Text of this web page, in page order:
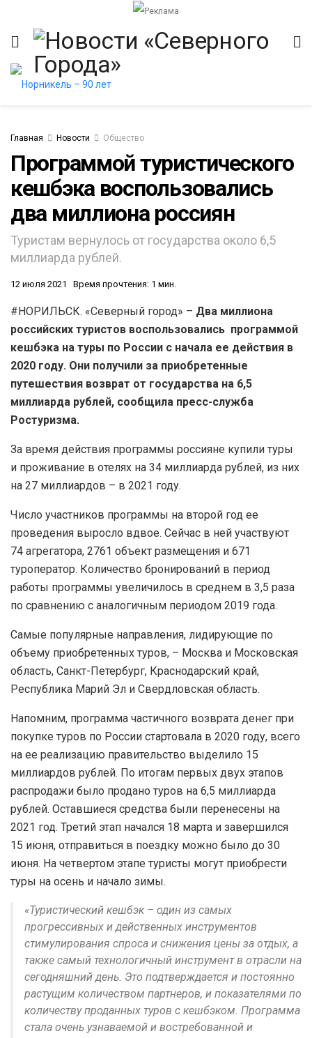
Главная Новости Общество
Программой туристического
кешбэка воспользовались
два миллиона россиян
Туристам вернулось от государства около 6,5
миллиарда рублей.
12 июля 2021 Время прочтения: 1 мин.
#НОРИЛЬСК. «Северный город» – Два миллиона
российских туристов воспользовались программой
кешбэка на туры по России с начала ее действия в
2020 году. Они получили за приобретенные
путешествия возврат от государства на 6,5
миллиарда рублей, сообщила пресс-служба
Ростуризма.
За время действия программы россияне купили туры
и проживание в отелях на 34 миллиарда рублей, из них
на 27 миллиардов – в 2021 году.
Число участников программы на второй год ее
проведения выросло вдвое. Сейчас в ней участвуют
74 агрегатора, 2761 объект размещения и 671
туроператор. Количество бронирований в период
работы программы увеличилось в среднем в 3,5 раза
по сравнению с аналогичным периодом 2019 года.
Самые популярные направления, лидирующие по
объему приобретенных туров, – Москва и Московская
область, Санкт-Петербург, Краснодарский край,
Республика Марий Эл и Свердловская область.
Напомним, программа частичного возврата денег при
покупке туров по России стартовала в 2020 году, всего
на ее реализацию правительство выделило 15
миллиардов рублей. По итогам первых двух этапов
распродажи было продано туров на 6,5 миллиарда
рублей. Оставшиеся средства были перенесены на
2021 год. Третий этап начался 18 марта и завершился
15 июня, отправиться в поездку можно было до 30
июня. На четвертом этапе туристы могут приобрести
туры на осень и начало зимы.
«Туристический кешбэк – один из самых
прогрессивных и действенных инструментов
стимулирования спроса и снижения цены за отдых, а
также самый технологичный инструмент в отрасли на
сегодняшний день. Это подтверждается и постоянно
растущим количеством партнеров, и показателями по
количеству проданных туров с кешбэком. Программа
стала очень узнаваемой и востребованной и